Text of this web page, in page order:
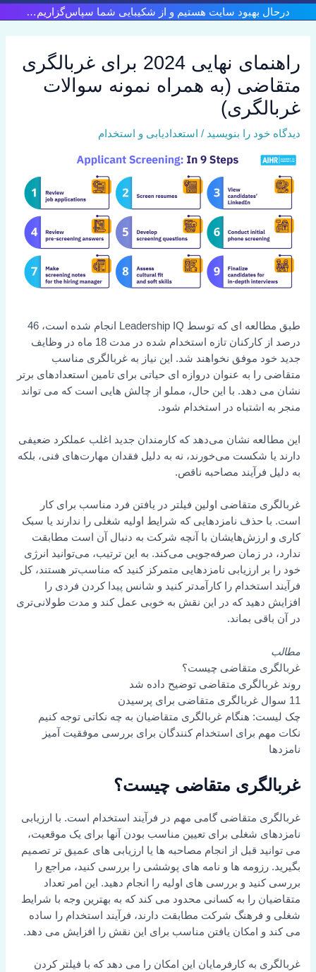
پرش
به
درحال بهبود سایت هستیم و از شکیبایی شما سپاس‌گزاریم…
راهنمای نهایی 2024 برای غربالگری
متقاضی (به همراه نمونه سوالات
غربالگری)
دیدگاه‌ خود را بنویسید / استعدادیابی و استخدام
طبق مطالعه ای که توسط Leadership IQ انجام شده است، 46
درصد از کارکنان تازه استخدام شده در مدت 18 ماه در وظایف
جدید خود موفق نخواهند شد. این نیاز به غربالگری مناسب
متقاضی را به عنوان دروازه ای حیاتی برای تامین استعدادهای برتر
نشان می دهد. با این حال، مملو از چالش هایی است که می تواند
منجر به اشتباه در استخدام شود.
این مطالعه نشان می‌دهد که کارمندان جدید اغلب عملکرد ضعیفی
دارند یا شکست می‌خورند، نه به دلیل فقدان مهارت‌های فنی، بلکه
به دلیل فرآیند مصاحبه ناقص.
غربالگری متقاضی اولین فیلتر در یافتن فرد مناسب برای کار
است. با حذف نامزدهایی که شرایط اولیه شغلی را ندارند یا سبک
کاری و ارزش‌هایشان با آنچه شرکت به دنبال آن است مطابقت
ندارد، در زمان صرفه‌جویی می‌کند. به این ترتیب، می‌توانید انرژی
خود را بر ارزیابی نامزدهایی متمرکز کنید که مناسب‌تر هستند، کل
فرآیند استخدام را کارآمدتر کنید و شانس پیدا کردن فردی را
افزایش دهید که در این نقش به خوبی عمل کند و مدت طولانی‌تری
در آن باقی بماند.
مطالب
غربالگری متقاضی چیست؟
روند غربالگری متقاضی توضیح داده شد
11 سوال غربالگری متقاضی برای پرسیدن
چک لیست: هنگام غربالگری متقاضیان به چه نکاتی توجه کنیم
نکات مهم برای استخدام کنندگان برای بررسی موفقیت آمیز
نامزدها
غربالگری متقاضی چیست؟
غربالگری متقاضی گامی مهم در فرآیند استخدام است. با ارزیابی
نامزدهای شغلی برای تعیین مناسب بودن آنها برای یک موقعیت،
می توانید قبل از انجام مصاحبه ها یا ارزیابی های عمیق تر تصمیم
بگیرید. رزومه ها و نامه های پوششی را بررسی کنید، مراجع را
بررسی کنید و بررسی های اولیه را انجام دهید. این امر تعداد
متقاضیان را به کسانی محدود می کند که به بهترین وجه با شرایط
شغلی و فرهنگ شرکت مطابقت دارند، فرآیند استخدام را ساده
می کند و امکان یافتن مناسب برای این نقش را افزایش می دهد.
غربالگری به کارفرمایان این امکان را می دهد که با فیلتر کردن